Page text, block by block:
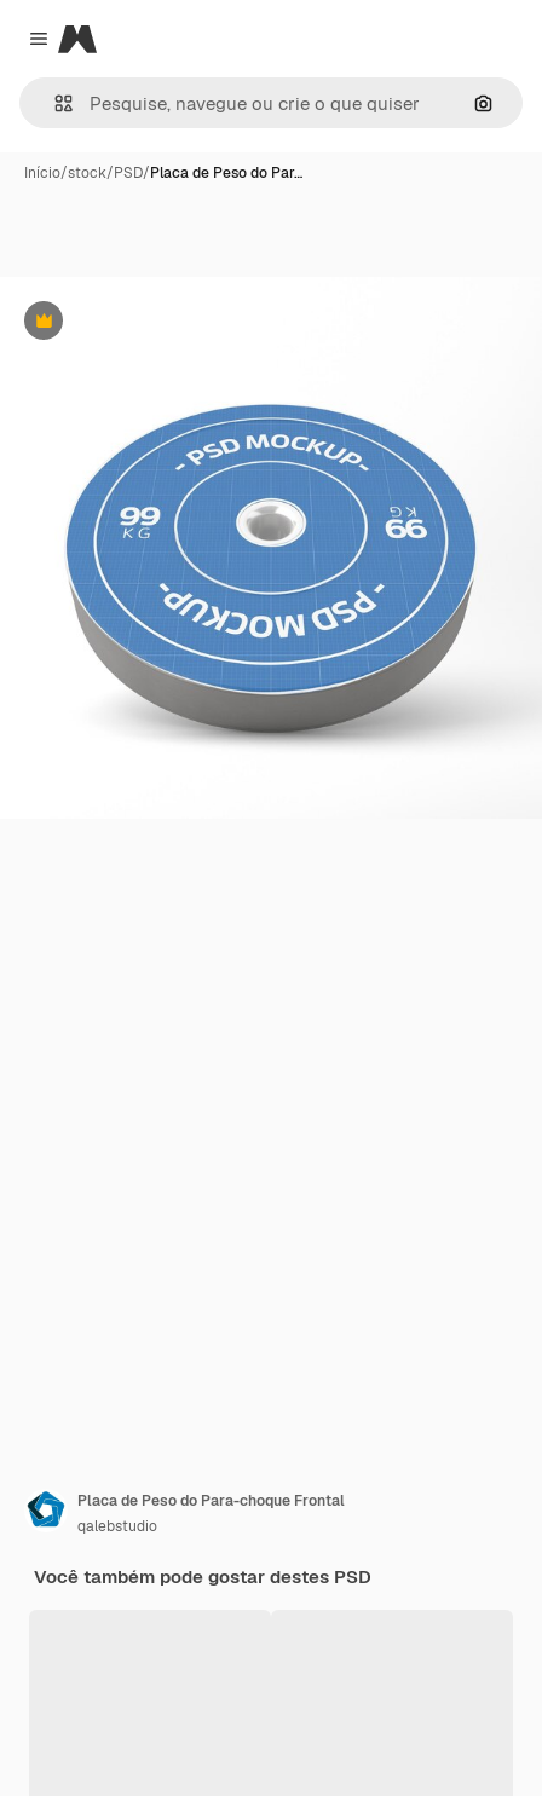
Close menu
Magnific
Início/stock/PSD/Placa de Peso do Par…
Premium
Placa de Peso do Para-choque Frontal
qalebstudio
Você também pode gostar destes PSD